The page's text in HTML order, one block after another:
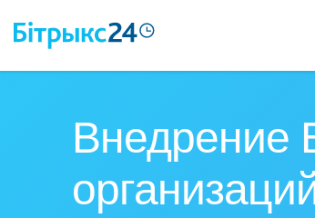
Внедрение